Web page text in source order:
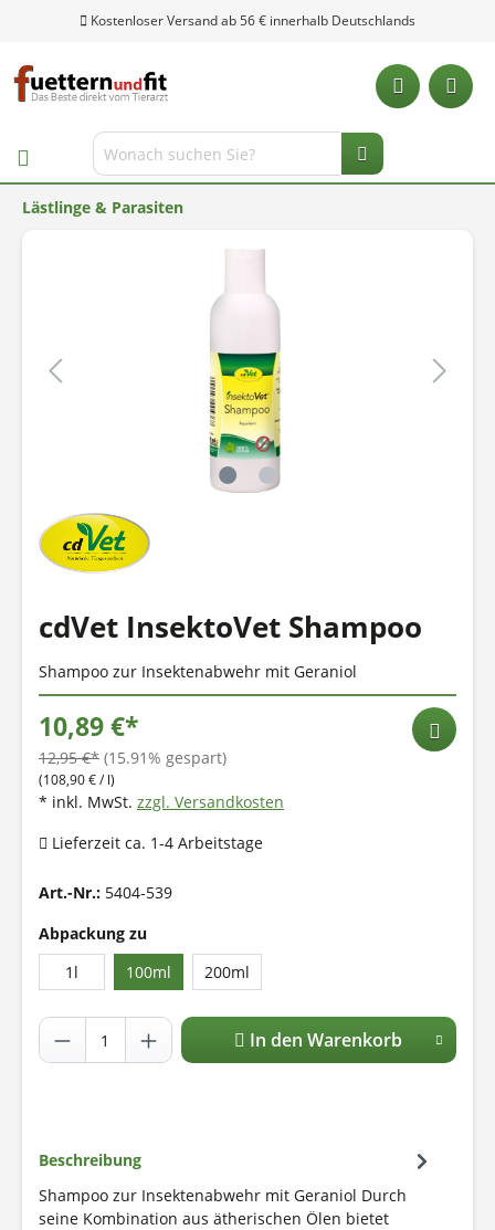
Kostenloser Versand ab 56 € innerhalb Deutschlands
Lästlinge & Parasiten
cdVet InsektoVet Shampoo
Shampoo zur Insektenabwehr mit Geraniol
10,89 €*
12,95 €* (15.91% gespart)
(108,90 € / l)
* inkl. MwSt. zzgl. Versandkosten
Lieferzeit ca. 1-4 Arbeitstage
Art.-Nr.: 5404-539
Abpackung zu
1l
100ml 200ml
In den Warenkorb
Beschreibung
Shampoo zur Insektenabwehr mit Geraniol Durch
seine Kombination aus ätherischen Ölen bietet